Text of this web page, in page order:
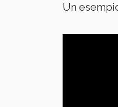
Un